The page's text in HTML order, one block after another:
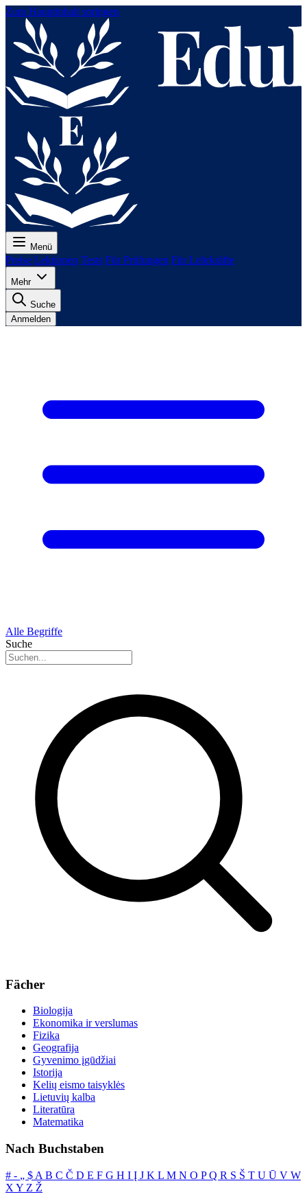
Zum Hauptinhalt springen
Menü
Preise Lektionen Tests Für Prüfungen Für Lehrkräfte
Mehr
Suche
Anmelden
Alle Begriffe
Suche
Fächer
Biologija
Ekonomika ir verslumas
Fizika
Geografija
Gyvenimo įgūdžiai
Istorija
Kelių eismo taisyklės
Lietuvių kalba
Literatūra
Matematika
Nach Buchstaben
# ‐ „ $ A B C Č D E F G H I Į J K L M N O PQ R S Š T U Ū V W
X Y Z Ž